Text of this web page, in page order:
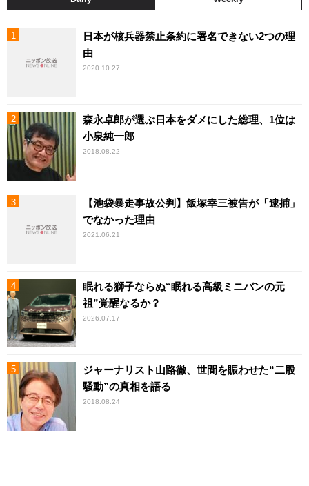
日本が核兵器禁止条約に署名できない2つの理
由
2020.10.27
森永卓郎が選ぶ日本をダメにした総理、1位は
小泉純一郎
2018.08.22
【池袋暴走事故公判】飯塚幸三被告が「逮捕」
でなかった理由
2021.06.21
眠れる獅子ならぬ“眠れる高級ミニバンの元
祖”覚醒なるか？
2026.07.17
ジャーナリスト山路徹、世間を賑わせた“二股
騒動”の真相を語る
2018.08.24